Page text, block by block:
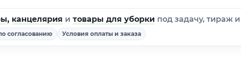
, канцелярия и товары для уборки под задачу, тираж
согласованию Условия оплаты и заказа